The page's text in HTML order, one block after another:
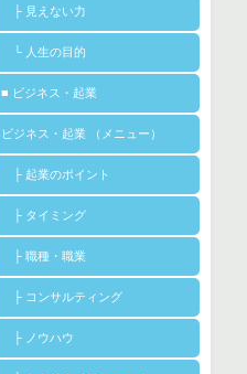
├ 見えない力
└ 人生の目的
■ ビジネス・起業
ビジネス・起業 （メニュー）
├ 起業のポイント
├ タイミング
├ 職種・職業
├ コンサルティング
├ ノウハウ